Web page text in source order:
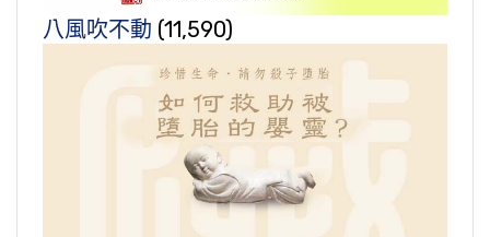
八風吹不動 (11,590)